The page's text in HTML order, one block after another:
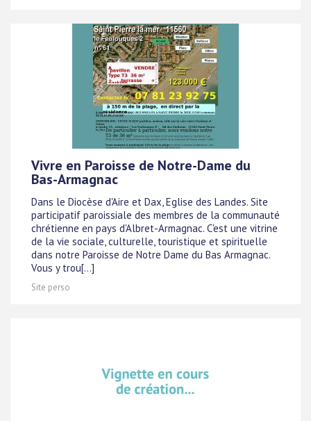
Vivre en Paroisse de Notre-Dame du
Bas-Armagnac
Dans le Diocèse d'Aire et Dax, Eglise des Landes. Site
participatif paroissiale des membres de la communauté
chrétienne en pays d'Albret-Armagnac. C'est une vitrine
de la vie sociale, culturelle, touristique et spirituelle
dans notre Paroisse de Notre Dame du Bas Armagnac.
Vous y trou[...]
Site perso